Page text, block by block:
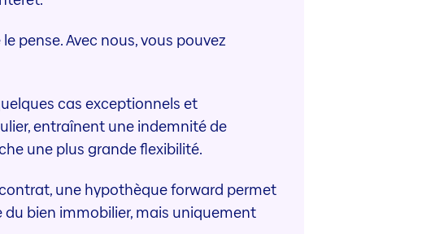
pense. Avec nous, vous pouvez
cas exceptionnels et
entraînent une indemnité de
une plus grande flexibilité.
une hypothèque forward permet
du bien immobilier, mais uniquement